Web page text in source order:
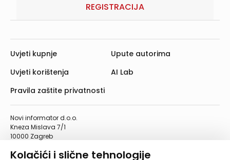
Kolačići i slične tehnologije
REGISTRACIJA
Novi informator d.o.o.
Kneza Mislava 7/1
10000 Zagreb
Telefaks: 01/4612-553
Uvjeti kupnje
Uvjeti korištenja
Pravila zaštite privatnosti
Upute autorima
AI Lab